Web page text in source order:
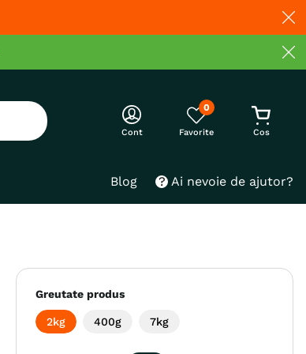
Cont
0
Blog Ai nevoie de ajutor?
Greutate produs
2kg 400g 7kg